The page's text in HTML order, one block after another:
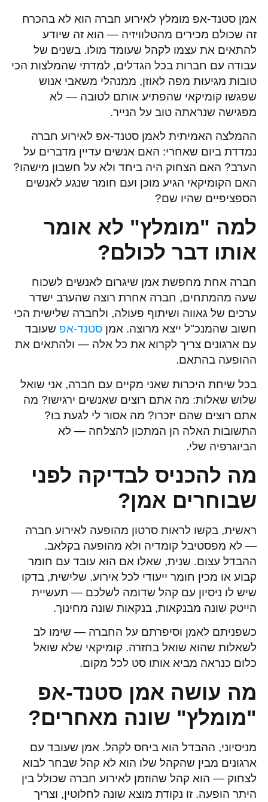
אמן סטנד-אפ מומלץ לאירוע חברה הוא לא בהכרח
זה שכולם מכירים מהטלוויזיה — הוא זה שיודע
להתאים את עצמו לקהל שעומד מולו. בשנים של
עבודה עם חברות בכל הגדלים, למדתי שהמלצות הכי
טובות מגיעות מפה לאוזן, ממנהלי משאבי אנוש
שפגשו קומיקאי שהפתיע אותם לטובה — לא
מפגישה שנראתה טוב על הנייר.
ההמלצה האמיתית לאמן סטנד-אפ לאירוע חברה
נמדדת ביום שאחרי: האם אנשים עדיין מדברים על
הערב? האם הצחוק היה ביחד ולא על חשבון מישהו?
האם הקומיקאי הגיע מוכן ועם חומר שנגע לאנשים
הספציפיים שהיו שם?
למה "מומלץ" לא אומר
אותו דבר לכולם?
חברה אחת מחפשת אמן שיגרום לאנשים לשכוח
שעה מהמתחים, חברה אחרת רוצה שהערב ישדר
ערכים של גאווה ושיתוף פעולה, ולחברה שלישית הכי
חשוב שהמנכ"ל ייצא מרוצה. אמן סטנד-אפ שעובד
עם ארגונים צריך לקרוא את כל אלה — ולהתאים את
ההופעה בהתאם.
בכל שיחת היכרות שאני מקיים עם חברה, אני שואל
שלוש שאלות: מה אתם רוצים שאנשים ירגישו? מה
אתם רוצים שהם יזכרו? מה אסור לי לגעת בו?
התשובות האלה הן המתכון להצלחה — לא
הביוגרפיה שלי.
מה להכניס לבדיקה לפני
שבוחרים אמן?
ראשית, בקשו לראות סרטון מהופעה לאירוע חברה
— לא מפסטיבל קומדיה ולא מהופעה בקלאב.
ההבדל עצום. שנית, שאלו אם הוא עובד עם חומר
קבוע או מכין חומר ייעודי לכל אירוע. שלישית, בדקו
שיש לו ניסיון עם קהל שדומה לשלכם — תעשיית
הייטק שונה מבנקאות, בנקאות שונה מחינוך.
כשפניתם לאמן וסיפרתם על החברה — שימו לב
לשאלות שהוא שואל בחזרה. קומיקאי שלא שואל
כלום כנראה מביא אותו סט לכל מקום.
מה עושה אמן סטנד-אפ
"מומלץ" שונה מאחרים?
מניסיוני, ההבדל הוא ביחס לקהל. אמן שעובד עם
ארגונים מבין שהקהל שלו הוא לא קהל שבחר לבוא
לצחוק — הוא קהל שהוזמן לאירוע חברה שכולל בין
היתר הופעה. זו נקודת מוצא שונה לחלוטין, וצריך